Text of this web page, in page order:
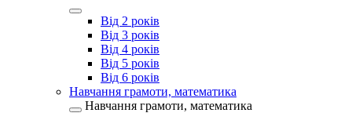
Від 2 років
Від 3 років
Від 4 років
Від 5 років
Від 6 років
Навчання грамоти, математика
Навчання грамоти, математика